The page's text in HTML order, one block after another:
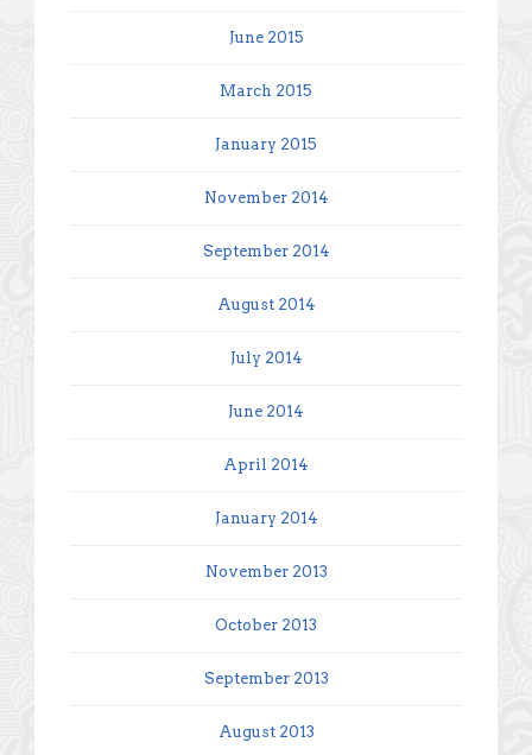
June 2015
March 2015
January 2015
November 2014
September 2014
August 2014
July 2014
June 2014
April 2014
January 2014
November 2013
October 2013
September 2013
August 2013